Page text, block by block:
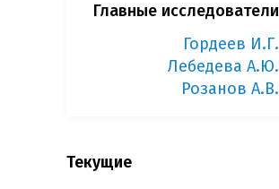
Главные исследователи
Гордеев И.Г.
Лебедева А.Ю.
Розанов А.В.
Текущие